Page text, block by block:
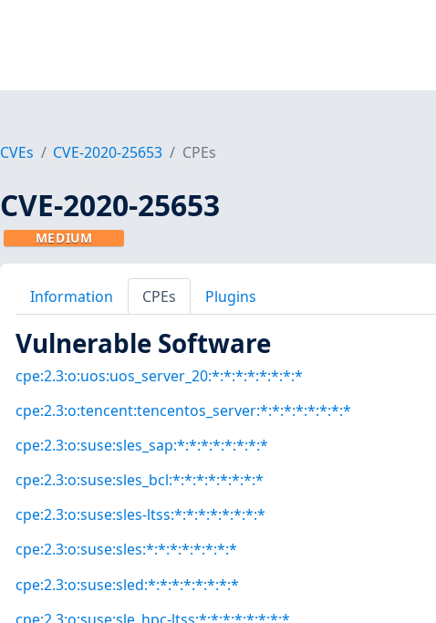
CVEs CVE-2020-25653 CPEs
CVE-2020-25653
MEDIUM
Information CPEs Plugins
Vulnerable Software
cpe:2.3:o:uos:uos_server_20:*:*:*:*:*:*:*:*
cpe:2.3:o:tencent:tencentos_server:*:*:*:*:*:*:*:*
cpe:2.3:o:suse:sles_sap:*:*:*:*:*:*:*:*
cpe:2.3:o:suse:sles_bcl:*:*:*:*:*:*:*:*
cpe:2.3:o:suse:sles-ltss:*:*:*:*:*:*:*:*
cpe:2.3:o:suse:sles:*:*:*:*:*:*:*:*
cpe:2.3:o:suse:sled:*:*:*:*:*:*:*:*